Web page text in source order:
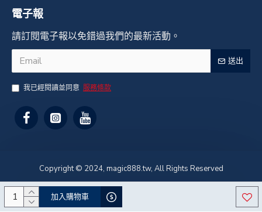
加入購物車
電子報
請訂閱電子報以免錯過我們的最新活動。
送出
我已經閱讀並同意 服務條款
Copyright © 2024, magic888.tw, All Rights Reserved